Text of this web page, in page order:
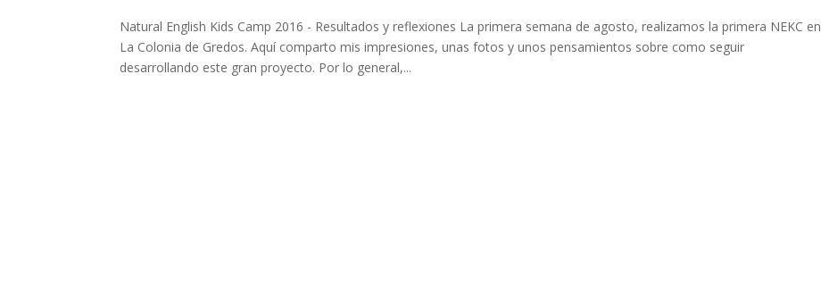
Natural English Kids Camp 2016 - Resultados y reflexiones La primera semana de agosto, realizamos la primera NEKC en
La Colonia de Gredos. Aquí comparto mis impresiones, unas fotos y unos pensamientos sobre como seguir
desarrollando este gran proyecto. Por lo general,...